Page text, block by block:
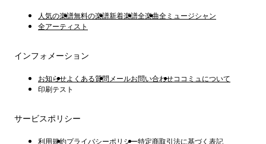
人気の楽譜無料の楽譜新着楽譜全楽曲全ミュージシャン
全アーティスト
インフォメーション
お知らせよくある質問 メールお問い合わせココミュについて
印刷テスト
サービスポリシー
利用規約プライバシーポリシー特定商取引法に基づく表記